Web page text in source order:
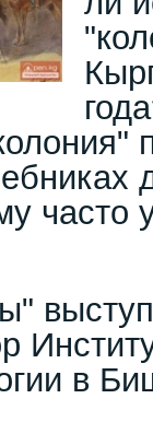
часто
в